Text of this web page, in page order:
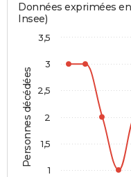
Personnes décédées
Données exprimées
Insee)
1
1,5
2
2,5
3
3,5